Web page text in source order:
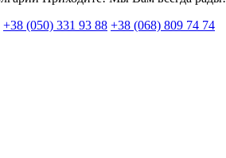
+38 (050) 331 93 88 +38 (068) 809 74 74